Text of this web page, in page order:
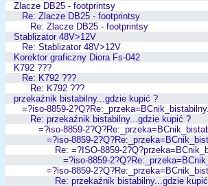
Zlacze DB25 - footprintsy
Re: Zlacze DB25 - footprintsy
Re: Zlacze DB25 - footprintsy
Stablizator 48V>12V
Re: Stablizator 48V>12V
Korektor graficzny Diora Fs-042
K792 ???
Re: K792 ???
Re: K792 ???
przekaźnik bistabilny...gdzie kupić ?
=?iso-8859-
Re: przekaźnik bistabilny...gdzie kupić ?
=?iso-8859-
=?iso-8859-
Re: =?ISO-8859-
=?iso-8859-
=?iso-8859-
Re: przekaźnik bistabilny...gdzie